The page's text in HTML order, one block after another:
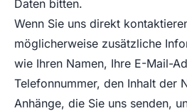
Daten bitten.
Wenn Sie uns direkt
möglicherweise zusätzliche
wie Ihren Namen, Ihre E-Mail-
Telefonnummer, den Inhalt der
Anhänge, die Sie uns senden,